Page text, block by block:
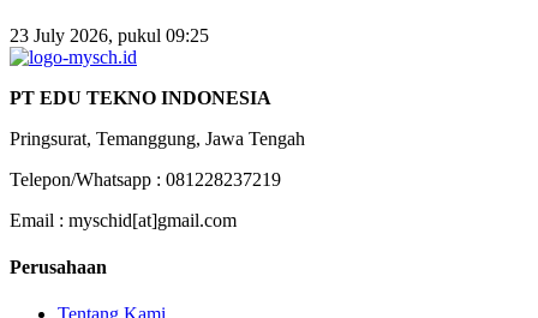
23 July 2026, pukul 09:25
PT EDU TEKNO INDONESIA
Pringsurat, Temanggung, Jawa Tengah
Telepon/Whatsapp : 081228237219
Email : myschid[at]gmail.com
Perusahaan
Tentang Kami